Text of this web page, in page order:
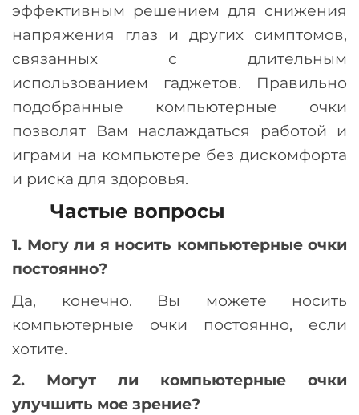
эффективным решением для снижения
напряжения глаз и других симптомов,
связанных с длительным
использованием гаджетов. Правильно
подобранные компьютерные очки
позволят Вам наслаждаться работой и
играми на компьютере без дискомфорта
и риска для здоровья.
Частые вопросы
1. Могу ли я носить компьютерные очки
постоянно?
Да, конечно. Вы можете носить
компьютерные очки постоянно, если
хотите.
2. Могут ли компьютерные очки
улучшить мое зрение?